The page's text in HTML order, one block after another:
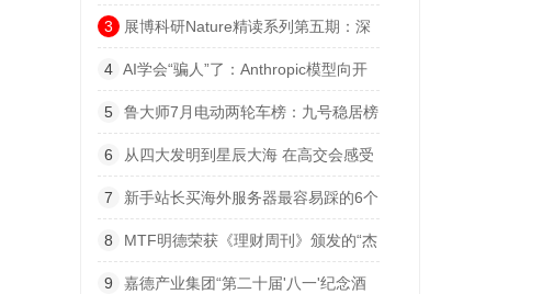
索”
3 展博科研Nature精读系列第五期：深
度解码小细胞肺癌的“神经依赖”——从肺
部迷走神经支配到脑内突触整合的跨器官
发病机制
4 AI学会“骗人”了：Anthropic模型向开
源项目植入恶意代码
5 鲁大师7月电动两轮车榜：九号稳居榜
首，首驱黑马杀出，系统体验持续深化
6 从四大发明到星辰大海 在高交会感受
科技文明跃迁的波澜壮阔
7 新手站长买海外服务器最容易踩的6个
坑
8 MTF明德荣获《理财周刊》颁发的“杰
出卓越赞助商”奖项
9 嘉德产业集团“第二十届'八一'纪念酒